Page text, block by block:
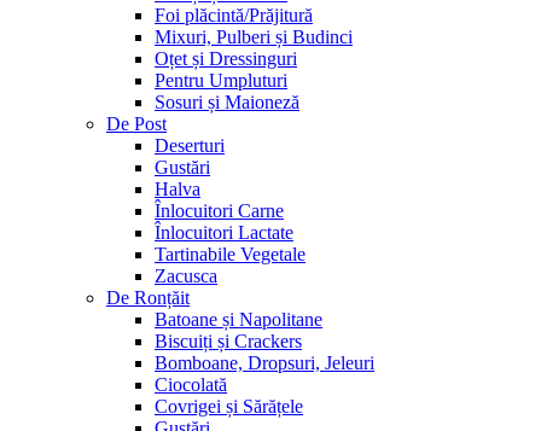
Foi plăcintă/Prăjitură
Mixuri, Pulberi și Budinci
Oțet și Dressinguri
Pentru Umpluturi
Sosuri și Maioneză
De Post
Deserturi
Gustări
Halva
Înlocuitori Carne
Înlocuitori Lactate
Tartinabile Vegetale
Zacusca
De Ronțăit
Batoane și Napolitane
Biscuiți și Crackers
Bomboane, Dropsuri, Jeleuri
Ciocolată
Covrigei și Sărățele